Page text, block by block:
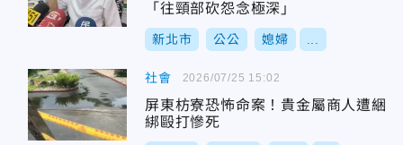
「往頸部砍怨念極深」
新北市 公公 媳婦
社會
屏東枋寮恐怖命案！貴金屬商人遭綑
綁毆打慘死
2026/07/25 15:02